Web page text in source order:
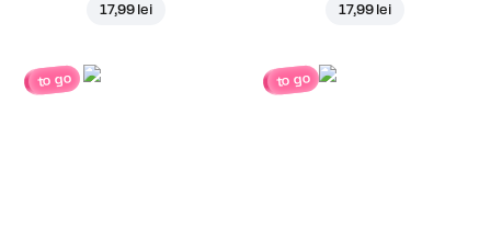
17,99 lei 17,99 lei
to go to go